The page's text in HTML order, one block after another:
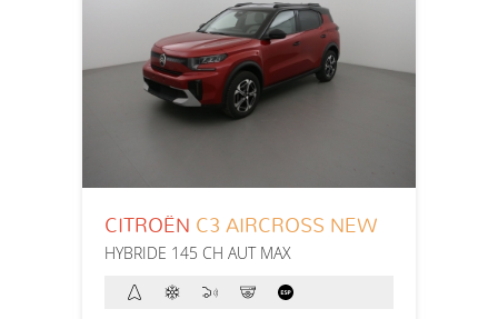
CITROËN C3 AIRCROSS NEW
HYBRIDE 145 CH AUT MAX